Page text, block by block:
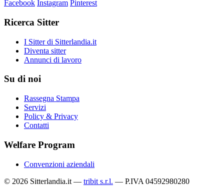
Facebook Instagram Pinterest
Ricerca Sitter
I Sitter di Sitterlandia.it
Diventa sitter
Annunci di lavoro
Su di noi
Rassegna Stampa
Servizi
Policy & Privacy
Contatti
Welfare Program
Convenzioni aziendali
© 2026 Sitterlandia.it — tribit s.r.l. — P.IVA 04592980280